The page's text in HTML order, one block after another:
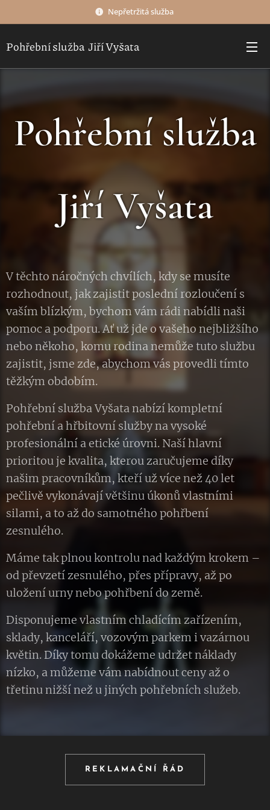
Nepřetržitá služba
Pohřební služba Jiří Vyšata
Pohřební služba
Jiří Vyšata
V těchto náročných chvílích, kdy se musíte
rozhodnout, jak zajistit poslední rozloučení s
vaším blízkým, bychom vám rádi nabídli naši
pomoc a podporu. Ať už jde o vašeho nejbližšího
nebo někoho, komu rodina nemůže tuto službu
zajistit, jsme zde, abychom vás provedli tímto
těžkým obdobím.
Pohřební služba Vyšata nabízí kompletní
pohřební a hřbitovní služby na vysoké
profesionální a etické úrovni. Naší hlavní
prioritou je kvalita, kterou zaručujeme díky
našim pracovníkům, kteří už více než 40 let
pečlivě vykonávají většinu úkonů vlastními
silami, a to až do samotného pohřbení
zesnulého.
Máme tak plnou kontrolu nad každým krokem –
od převzetí zesnulého, přes přípravy, až po
uložení urny nebo pohřbení do země.
Disponujeme vlastním chladícím zařízením,
sklady, kanceláří, vozovým parkem i vazárnou
květin. Díky tomu dokážeme udržet náklady
nízko, a můžeme vám nabídnout ceny až o
třetinu nižší než u jiných pohřebních služeb.
REKLAMAČNÍ ŘÁD